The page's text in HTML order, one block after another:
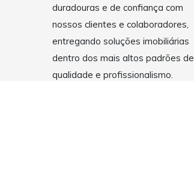
duradouras e de confiança com
nossos clientes e colaboradores,
entregando soluções imobiliárias
dentro dos mais altos padrões de
qualidade e profissionalismo.